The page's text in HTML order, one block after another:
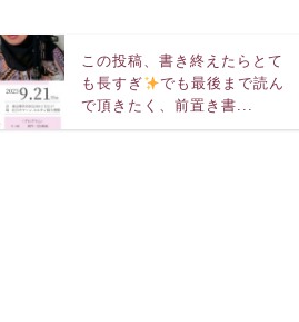
この投稿、書き終えたらとて
も長すぎ
でも最後まで読ん
で頂きたく、前置き書...